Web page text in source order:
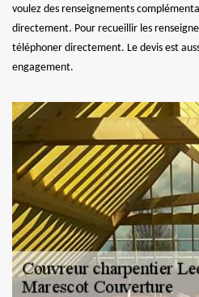
voulez des renseignements
directement. Pour recueillir les
téléphoner directement. Le devis est
engagement.